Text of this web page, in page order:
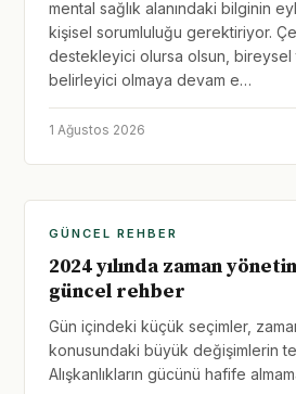
mental sağlık alanındaki bilginin
kişisel sorumluluğu gerektiriyor.
destekleyici olursa olsun, bireysel
belirleyici olmaya devam e…
1 Ağustos 2026
GÜNCEL REHBER
2024 yılında zaman
güncel rehber
Gün içindeki küçük seçimler,
konusundaki büyük değişimlerin
Alışkanlıkların gücünü hafife